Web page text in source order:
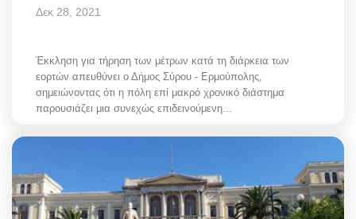
Δεκ 28, 2021
Έκκληση για τήρηση των μέτρων κατά τη διάρκεια των
εορτών απευθύνει ο Δήμος Σύρου - Ερμούπολης,
σημειώνοντας ότι η πόλη επί μακρό χρονικό διάστημα
παρουσιάζει μια συνεχώς επιδεινούμενη...